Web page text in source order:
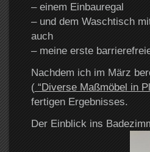
– einem Einbauregal
– und dem Waschtisch
auch
– meine erste
Nachdem ich im März
(“Diverse Maßmöbel in
fertigen Ergebnisses.
Der Einblick ins